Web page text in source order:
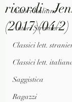
Autori Italiani
Autori Stranieri
Classici lett.
Classici lett.
Saggistica
Ragazzi
ricordi -
(2017)(04/2)